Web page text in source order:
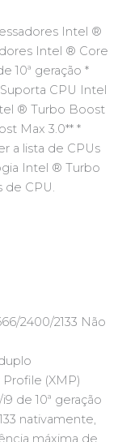
Intel ®
Intel ® Core
10ª geração *
CPU Intel
® Turbo Boost
Max 3.0** *
a lista de CPUs
Intel ® Turbo
CPU.
2400/2133 Não
(XMP)
de 10ª geração
nativamente,
máxima de